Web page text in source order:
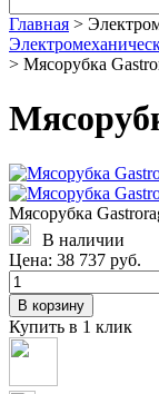
Главная >
> Мясорубка
Мясорубка
В наличии
Цена: 38 737 руб.
В корзину
Купить в 1 клик